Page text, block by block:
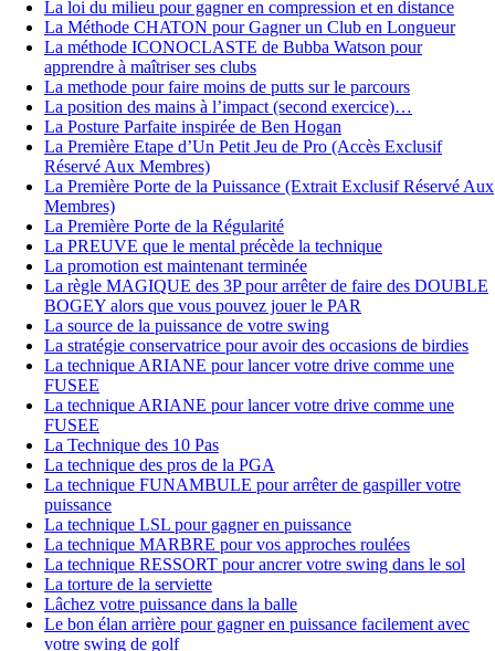
La loi du milieu pour gagner en compression et en distance
La Méthode CHATON pour Gagner un Club en Longueur
La méthode ICONOCLASTE de Bubba Watson pour
apprendre à maîtriser ses clubs
La methode pour faire moins de putts sur le parcours
La position des mains à l’impact (second exercice)…
La Posture Parfaite inspirée de Ben Hogan
La Première Etape d’Un Petit Jeu de Pro (Accès Exclusif
Réservé Aux Membres)
La Première Porte de la Puissance (Extrait Exclusif Réservé Aux
Membres)
La Première Porte de la Régularité
La PREUVE que le mental précède la technique
La promotion est maintenant terminée
La règle MAGIQUE des 3P pour arrêter de faire des DOUBLE
BOGEY alors que vous pouvez jouer le PAR
La source de la puissance de votre swing
La stratégie conservatrice pour avoir des occasions de birdies
La technique ARIANE pour lancer votre drive comme une
FUSEE
La technique ARIANE pour lancer votre drive comme une
FUSEE
La Technique des 10 Pas
La technique des pros de la PGA
La technique FUNAMBULE pour arrêter de gaspiller votre
puissance
La technique LSL pour gagner en puissance
La technique MARBRE pour vos approches roulées
La technique RESSORT pour ancrer votre swing dans le sol
La torture de la serviette
Lâchez votre puissance dans la balle
Le bon élan arrière pour gagner en puissance facilement avec
votre swing de golf